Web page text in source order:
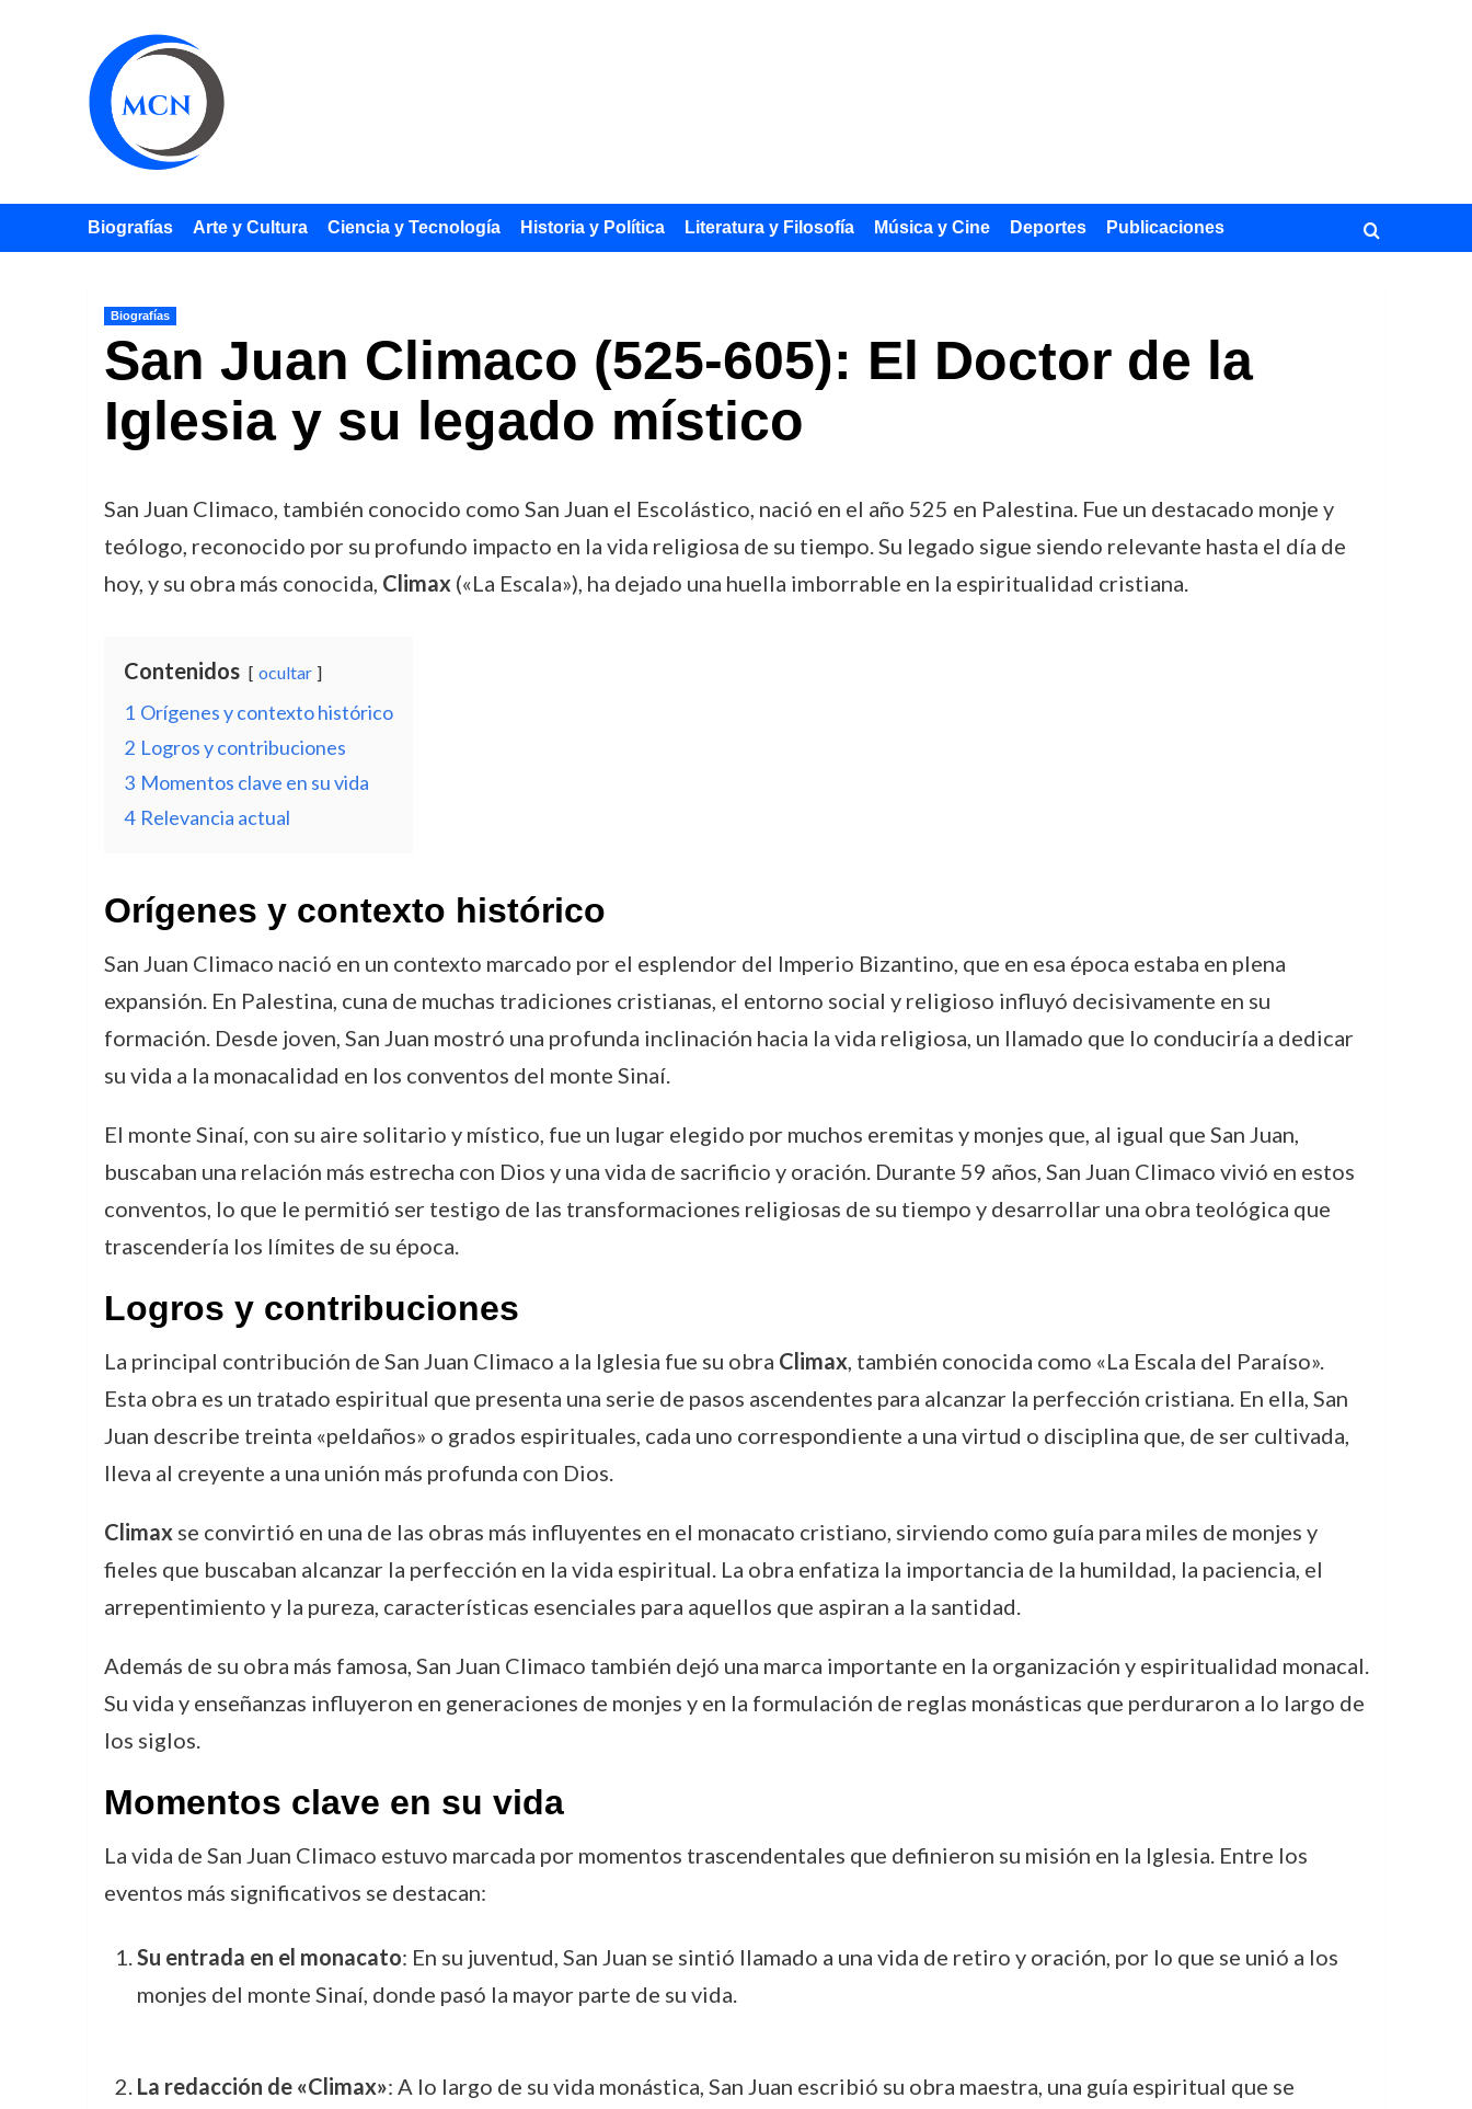
Biografías Arte y Cultura Ciencia y Tecnología Historia y Política Literatura y Filosofía Música y Cine Deportes Publicaciones
Biografías
San Juan Climaco (525-605): El Doctor de la
Iglesia y su legado místico
San Juan Climaco, también conocido como San Juan el Escolástico, nació en el año 525 en Palestina. Fue un destacado monje y
teólogo, reconocido por su profundo impacto en la vida religiosa de su tiempo. Su legado sigue siendo relevante hasta el día de
hoy, y su obra más conocida, Climax(«La Escala»), ha dejado una huella imborrable en la espiritualidad cristiana.
Contenidos ocultar
1 Orígenes y contexto histórico
2 Logros y contribuciones
3 Momentos clave en su vida
4 Relevancia actual
Orígenes y contexto histórico
San Juan Climaco nació en un contexto marcado por el esplendor del Imperio Bizantino, que en esa época estaba en plena
expansión. En Palestina, cuna de muchas tradiciones cristianas, el entorno social y religioso influyó decisivamente en su
formación. Desde joven, San Juan mostró una profunda inclinación hacia la vida religiosa, un llamado que lo conduciría a dedicar
su vida a la monacalidad en los conventos del monte Sinaí.
El monte Sinaí, con su aire solitario y místico, fue un lugar elegido por muchos eremitas y monjes que, al igual que San Juan,
buscaban una relación más estrecha con Dios y una vida de sacrificio y oración. Durante 59 años, San Juan Climaco vivió en estos
conventos, lo que le permitió ser testigo de las transformaciones religiosas de su tiempo y desarrollar una obra teológica que
trascendería los límites de su época.
Logros y contribuciones
La principal contribución de San Juan Climaco a la Iglesia fue su obra Climax, también conocida como «La Escala del Paraíso».
Esta obra es un tratado espiritual que presenta una serie de pasos ascendentes para alcanzar la perfección cristiana. En ella, San
Juan describe treinta «peldaños» o grados espirituales, cada uno correspondiente a una virtud o disciplina que, de ser cultivada,
lleva al creyente a una unión más profunda con Dios.
Climaxse convirtió en una de las obras más influyentes en el monacato cristiano, sirviendo como guía para miles de monjes y
fieles que buscaban alcanzar la perfección en la vida espiritual. La obra enfatiza la importancia de la humildad, la paciencia, el
arrepentimiento y la pureza, características esenciales para aquellos que aspiran a la santidad.
Además de su obra más famosa, San Juan Climaco también dejó una marca importante en la organización y espiritualidad monacal.
Su vida y enseñanzas influyeron en generaciones de monjes y en la formulación de reglas monásticas que perduraron a lo largo de
los siglos.
Momentos clave en su vida
La vida de San Juan Climaco estuvo marcada por momentos trascendentales que definieron su misión en la Iglesia. Entre los
eventos más significativos se destacan:
Su entrada en el monacato: En su juventud, San Juan se sintió llamado a una vida de retiro y oración, por lo que se unió a los
monjes del monte Sinaí, donde pasó la mayor parte de su vida.
La redacción de «Climax»: A lo largo de su vida monástica, San Juan escribió su obra maestra, una guía espiritual que se